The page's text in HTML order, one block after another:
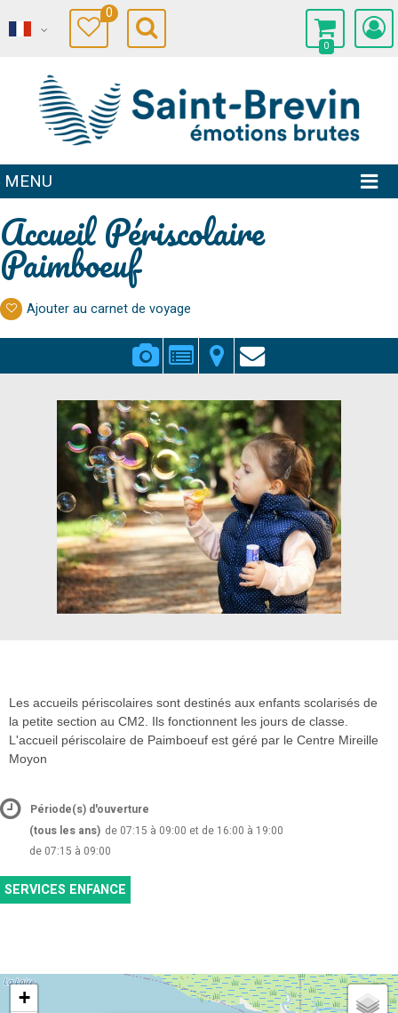
0
0
MENU
Accueil Périscolaire
Paimboeuf
Ajouter au carnet de voyage
Les accueils périscolaires sont destinés aux enfants scolarisés de
la petite section au CM2. Ils fonctionnent les jours de classe.
L'accueil périscolaire de Paimboeuf est géré par le Centre Mireille
Moyon
Période(s) d'ouverture
(tous les ans) de 07:15 à 09:00 et de 16:00 à 19:00
de 07:15 à 09:00
SERVICES ENFANCE
+